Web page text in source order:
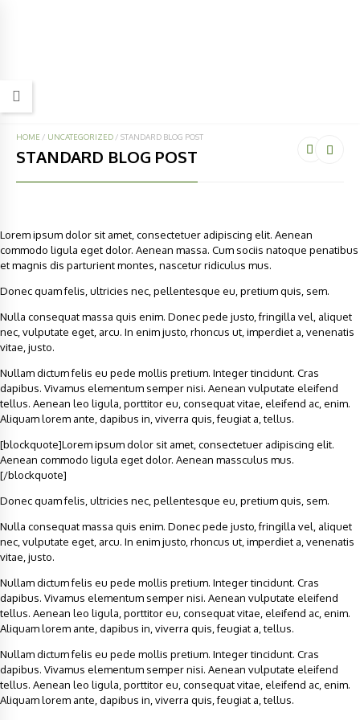
HOME / UNCATEGORIZED / STANDARD BLOG POST
STANDARD BLOG POST
Lorem ipsum dolor sit amet, consectetuer adipiscing elit. Aenean
commodo ligula eget dolor. Aenean massa. Cum sociis natoque penatibus
et magnis dis parturient montes, nascetur ridiculus mus.
Donec quam felis, ultricies nec, pellentesque eu, pretium quis, sem.
Nulla consequat massa quis enim. Donec pede justo, fringilla vel, aliquet
nec, vulputate eget, arcu. In enim justo, rhoncus ut, imperdiet a, venenatis
vitae, justo.
Nullam dictum felis eu pede mollis pretium. Integer tincidunt. Cras
dapibus. Vivamus elementum semper nisi. Aenean vulputate eleifend
tellus. Aenean leo ligula, porttitor eu, consequat vitae, eleifend ac, enim.
Aliquam lorem ante, dapibus in, viverra quis, feugiat a, tellus.
[blockquote]Lorem ipsum dolor sit amet, consectetuer adipiscing elit.
Aenean commodo ligula eget dolor. Aenean massculus mus.
[/blockquote]
Donec quam felis, ultricies nec, pellentesque eu, pretium quis, sem.
Nulla consequat massa quis enim. Donec pede justo, fringilla vel, aliquet
nec, vulputate eget, arcu. In enim justo, rhoncus ut, imperdiet a, venenatis
vitae, justo.
Nullam dictum felis eu pede mollis pretium. Integer tincidunt. Cras
dapibus. Vivamus elementum semper nisi. Aenean vulputate eleifend
tellus. Aenean leo ligula, porttitor eu, consequat vitae, eleifend ac, enim.
Aliquam lorem ante, dapibus in, viverra quis, feugiat a, tellus.
Nullam dictum felis eu pede mollis pretium. Integer tincidunt. Cras
dapibus. Vivamus elementum semper nisi. Aenean vulputate eleifend
tellus. Aenean leo ligula, porttitor eu, consequat vitae, eleifend ac, enim.
Aliquam lorem ante, dapibus in, viverra quis, feugiat a, tellus.